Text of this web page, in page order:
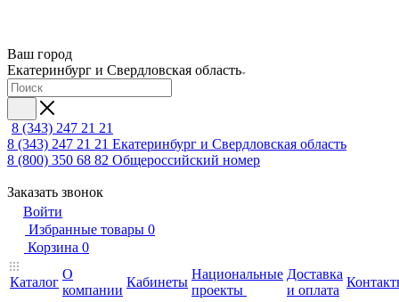
Ваш город
Екатеринбург и Свердловская область
8 (343) 247 21 21
8 (343) 247 21 21 Екатеринбург и Свердловская область
8 (800) 350 68 82 Общероссийский номер
Заказать звонок
Войти
Избранные товары 0
Корзина 0
Каталог
О
компании
Кабинеты
Национальные
проекты
Доставка
и оплата